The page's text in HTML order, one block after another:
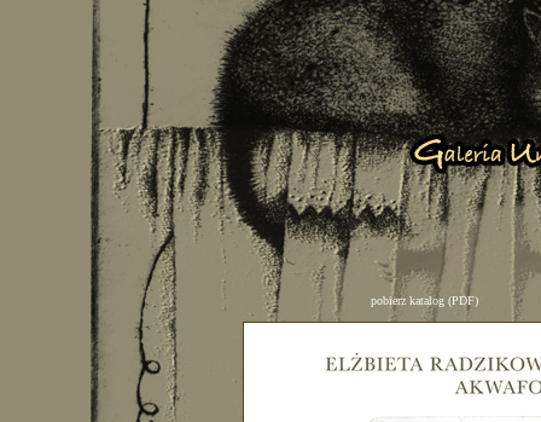
pobierz katalog (PDF)